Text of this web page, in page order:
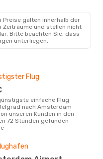
Preise galten innerhalb der
Zeiträume und stellen nicht
Bitte beachten Sie, dass
unterliegen.
Flug
nach Amsterdam
unseren Kunden in den
72 Stunden gefunden